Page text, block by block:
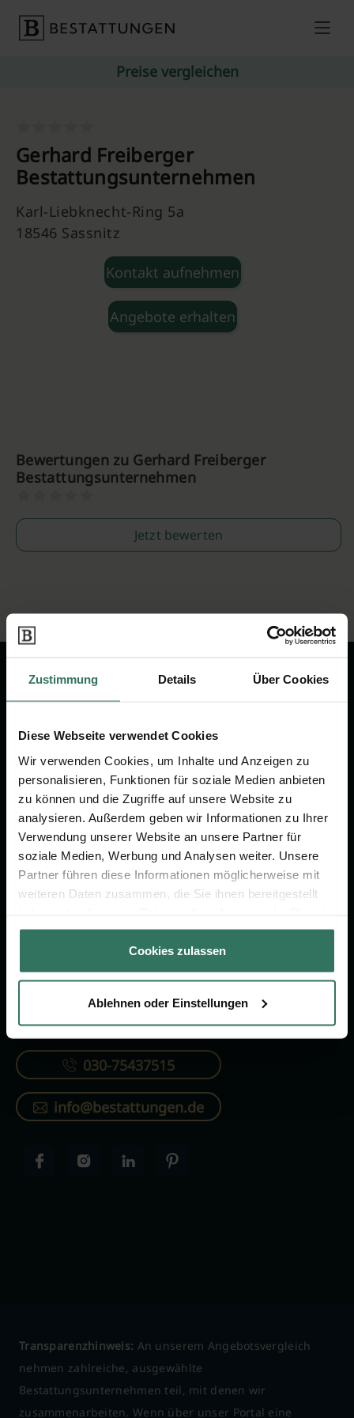
Zustimmung Details Über Cookies
Diese Webseite verwendet Cookies
Wir verwenden Cookies, um Inhalte und Anzeigen zu
personalisieren, Funktionen für soziale Medien anbieten
zu können und die Zugriffe auf unsere Website zu
analysieren. Außerdem geben wir Informationen zu Ihrer
Verwendung unserer Website an unsere Partner für
soziale Medien, Werbung und Analysen weiter. Unsere
Partner führen diese Informationen möglicherweise mit
weiteren Daten zusammen, die Sie ihnen bereitgestellt
gesammelt haben.
Cookies zulassen
Ablehnen oder Einstellungen
Preise vergleichen
Gerhard Freiberger
Bestattungsunternehmen
Karl-Liebknecht-Ring 5a
18546 Sassnitz
Kontakt aufnehmen
Angebote erhalten
Bewertungen zu Gerhard Freiberger
Bestattungsunternehmen
Jetzt bewerten
um das Thema Bestattung &
Vorsorge.
Jetzt beraten lassen
FÜR SIE
Vergleich
Ratgeber
FÜR BESTATTER
Online-Portal
Kostenlos registrieren
KONTAKTIEREN SIE UNS
030-75437515
info@bestattungen.de
Transparenzhinweis: An unserem Angebotsvergleich
nehmen zahlreiche, ausgewählte
Bestattungsunternehmen teil, mit denen wir
zusammenarbeiten. Wenn über unser Portal eine